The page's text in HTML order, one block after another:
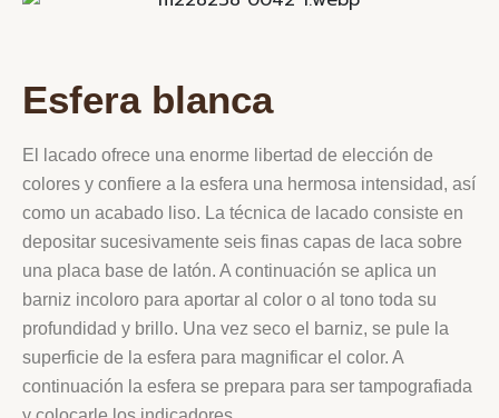
Esfera blanca
El lacado ofrece una enorme libertad de elección de
colores y confiere a la esfera una hermosa intensidad, así
como un acabado liso. La técnica de lacado consiste en
depositar sucesivamente seis finas capas de laca sobre
una placa base de latón. A continuación se aplica un
barniz incoloro para aportar al color o al tono toda su
profundidad y brillo. Una vez seco el barniz, se pule la
superficie de la esfera para magnificar el color. A
continuación la esfera se prepara para ser tampografiada